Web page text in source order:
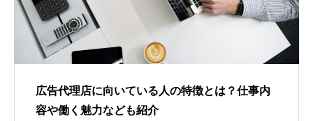
広告代理店に向いている人の特徴とは？仕事内
容や働く魅力なども紹介